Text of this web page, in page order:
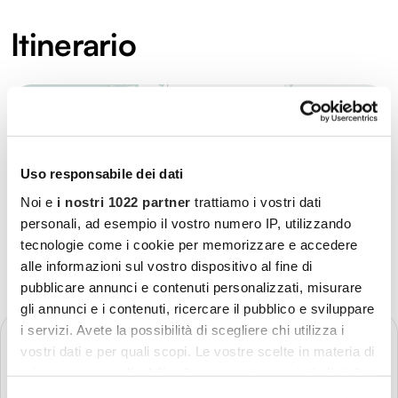
Uso responsabile dei dati
Noi e i nostri 1022 partner trattiamo i vostri dati
personali, ad esempio il vostro numero IP, utilizzando
tecnologie come i cookie per memorizzare e accedere
alle informazioni sul vostro dispositivo al fine di
pubblicare annunci e contenuti personalizzati, misurare
gli annunci e i contenuti, ricercare il pubblico e sviluppare
i servizi. Avete la possibilità di scegliere chi utilizza i
vostri dati e per quali scopi. Le vostre scelte in materia di
Itinerario
GIORNO 1
Partenza - Monaco di Baviera